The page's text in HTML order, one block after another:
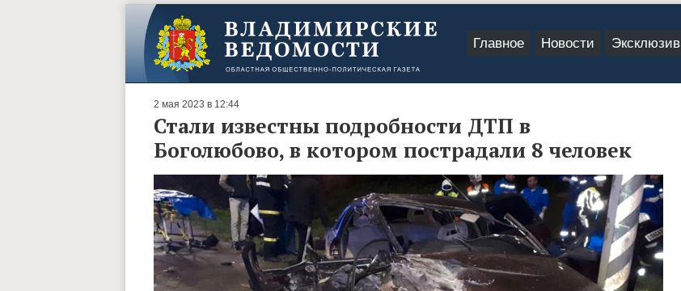
Главное Новости Эксклюзив
2 мая 2023 в 12:44
Стали известны подробности ДТП в
Боголюбово, в котором пострадали 8 человек